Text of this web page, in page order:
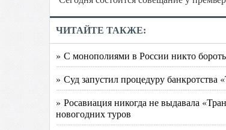
ЧИТАЙТЕ ТАКЖЕ:
» С монополиями в России никто
» Суд запустил процедуру банкротства
» Росавиация никогда не выдавала
новогодних туров